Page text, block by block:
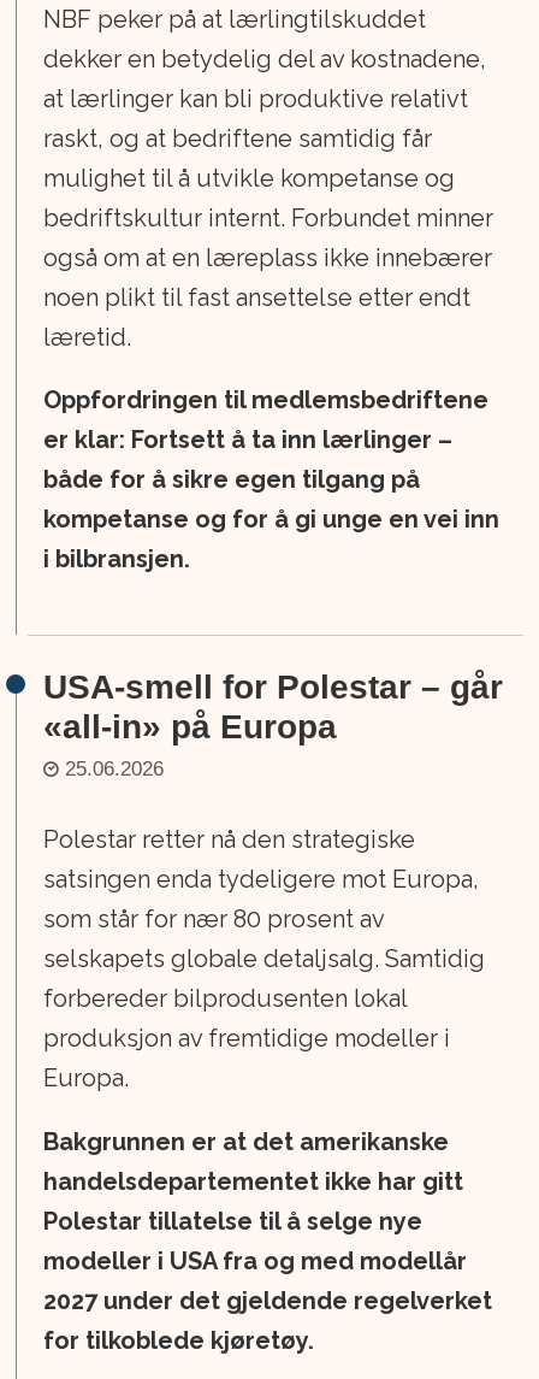
NBF peker på at lærlingtilskuddet
dekker en betydelig del av kostnadene,
at lærlinger kan bli produktive relativt
raskt, og at bedriftene samtidig får
mulighet til å utvikle kompetanse og
bedriftskultur internt. Forbundet minner
også om at en læreplass ikke innebærer
noen plikt til fast ansettelse etter endt
læretid.
Oppfordringen til medlemsbedriftene
er klar: Fortsett å ta inn lærlinger –
både for å sikre egen tilgang på
kompetanse og for å gi unge en vei inn
i bilbransjen.
USA-smell for Polestar – går
«all-in» på Europa
25.06.2026
Polestar retter nå den strategiske
satsingen enda tydeligere mot Europa,
som står for nær 80 prosent av
selskapets globale detaljsalg. Samtidig
forbereder bilprodusenten lokal
produksjon av fremtidige modeller i
Europa.
Bakgrunnen er at det amerikanske
handelsdepartementet ikke har gitt
Polestar tillatelse til å selge nye
modeller i USA fra og med modellår
2027 under det gjeldende regelverket
for tilkoblede kjøretøy.